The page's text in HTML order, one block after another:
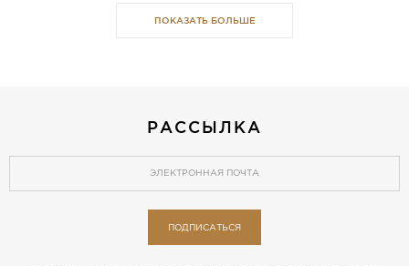
ПОКАЗАТЬ БОЛЬШЕ
РАССЫЛКА
ПОДПИСАТЬСЯ